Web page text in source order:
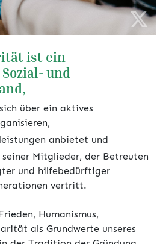
ist ein
und
über ein aktives
anbietet und
Mitglieder, der Betreuten
und hilfebedürftiger
vertritt.
Humanismus,
als Grundwerte unseres